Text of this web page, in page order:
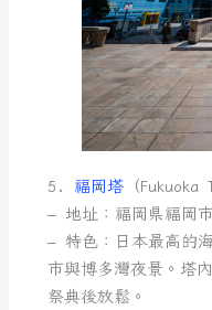
5. 福岡塔 （Fukuoka
– 地址：福岡県福岡
– 特色：日本最高的
市與博多灣夜景。塔
祭典後放鬆。